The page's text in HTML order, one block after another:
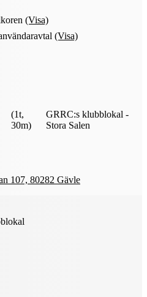
(Visa)
(Visa)
(1t,
30m)
GRRC:s klubblokal -
Stora Salen
107, 80282 Gävle